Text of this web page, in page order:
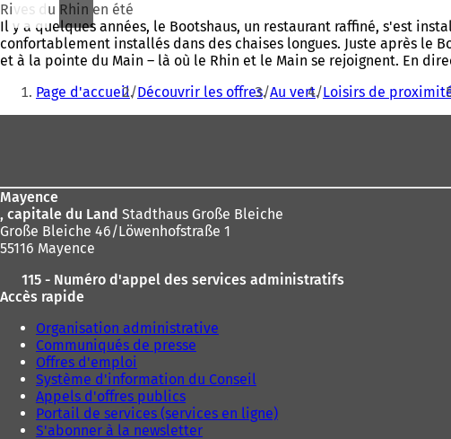
Rives du Rhin en été
Il y a quelques années, le Bootshaus, un restaurant raffiné, s'est
confortablement installés dans des chaises longues. Juste après le
et à la pointe du Main – là où le Rhin et le Main se rejoignent. En
Vous
êtes
Page d'accueil Découvrir les offres Au vert Loisirs de
Mayence
, capitale du Land Stadthaus Große Bleiche
Große Bleiche 46/Löwenhofstraße 1
55116 Mayence
115 - Numéro d'appel des services administratifs
Accès rapide
Organisation administrative
Communiqués de presse
Offres d'emploi
Système d'information du Conseil
Appels d'offres publics
Portail de services (services en ligne)
S'abonner à la newsletter